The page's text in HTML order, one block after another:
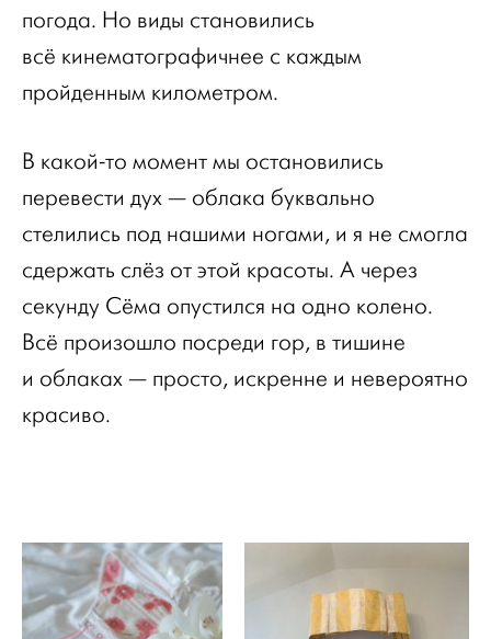
погода. Но виды становились
всё кинематографичнее с каждым
пройденным километром.
В какой-то момент мы остановились
перевести дух — облака буквально
стелились под нашими ногами, и я не смогла
сдержать слёз от этой красоты. А через
секунду Сёма опустился на одно колено.
Всё произошло посреди гор, в тишине
и облаках — просто, искренне и невероятно
красиво.